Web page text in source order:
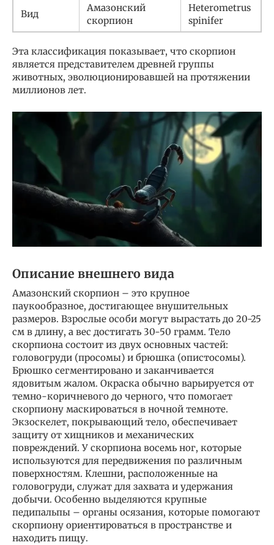
Вид
Амазонский
скорпион
Heterometrus
spinifer
Эта классификация показывает, что скорпион
является представителем древней группы
животных, эволюционировавшей на протяжении
миллионов лет.
Описание внешнего вида
Амазонский скорпион – это крупное
паукообразное, достигающее внушительных
размеров. Взрослые особи могут вырастать до 20-25
см в длину, а вес достигать 30-50 грамм. Тело
скорпиона состоит из двух основных частей:
головогруди (просомы) и брюшка (опистосомы).
Брюшко сегментировано и заканчивается
ядовитым жалом. Окраска обычно варьируется от
темно-коричневого до черного, что помогает
скорпиону маскироваться в ночной темноте.
Экзоскелет, покрывающий тело, обеспечивает
защиту от хищников и механических
повреждений. У скорпиона восемь ног, которые
используются для передвижения по различным
поверхностям. Клешни, расположенные на
головогруди, служат для захвата и удержания
добычи. Особенно выделяются крупные
педипальпы – органы осязания, которые помогают
скорпиону ориентироваться в пространстве и
находить пищу.